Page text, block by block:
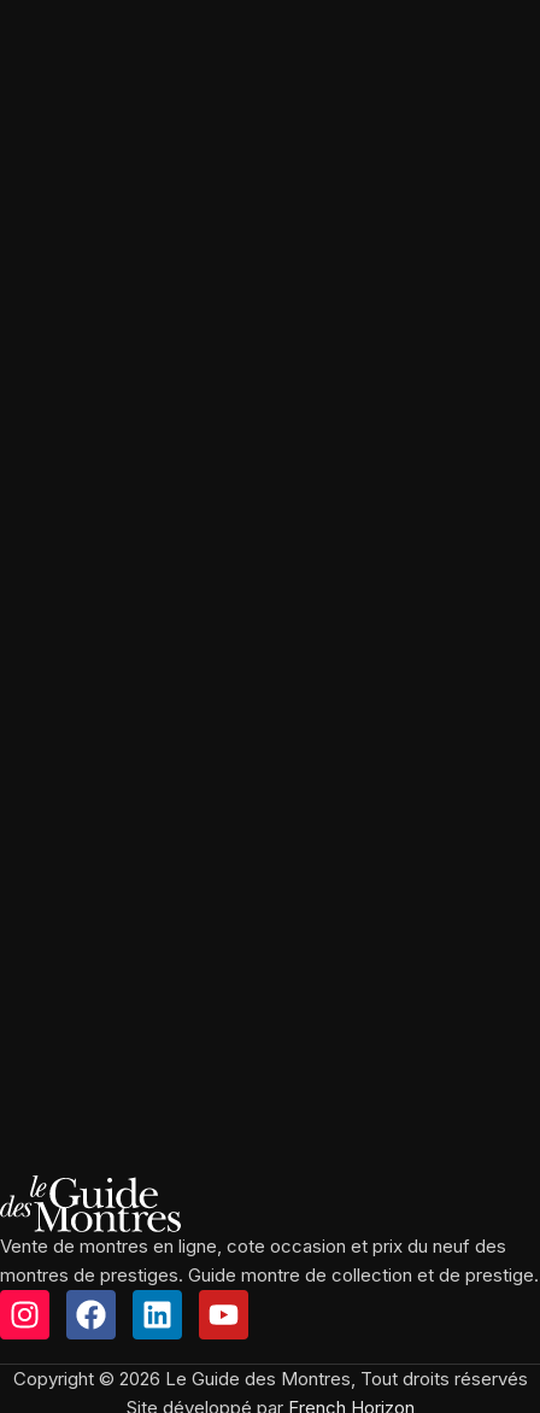
Vente de montres en ligne, cote occasion et prix du neuf des
montres de prestiges. Guide montre de collection et de prestige.
Copyright © 2026 Le Guide des Montres, Tout droits réservés
Site développé par French Horizon